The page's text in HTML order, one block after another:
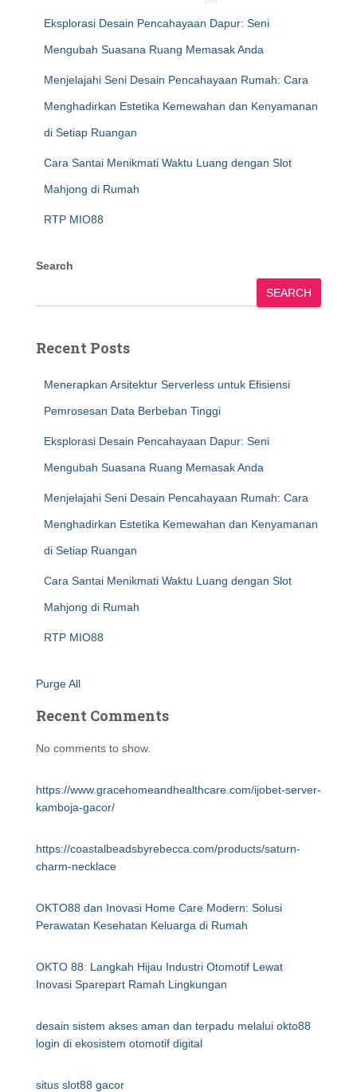
Eksplorasi Desain Pencahayaan Dapur: Seni
Mengubah Suasana Ruang Memasak Anda
Menjelajahi Seni Desain Pencahayaan Rumah: Cara
Menghadirkan Estetika Kemewahan dan Kenyamanan
di Setiap Ruangan
Cara Santai Menikmati Waktu Luang dengan Slot
Mahjong di Rumah
RTP MIO88
Search
SEARCH
Recent Posts
Menerapkan Arsitektur Serverless untuk Efisiensi
Pemrosesan Data Berbeban Tinggi
Eksplorasi Desain Pencahayaan Dapur: Seni
Mengubah Suasana Ruang Memasak Anda
Menjelajahi Seni Desain Pencahayaan Rumah: Cara
Menghadirkan Estetika Kemewahan dan Kenyamanan
di Setiap Ruangan
Cara Santai Menikmati Waktu Luang dengan Slot
Mahjong di Rumah
RTP MIO88
Purge All
Recent Comments
No comments to show.
https://www.gracehomeandhealthcare.com/ijobet-server-
kamboja-gacor/
https://coastalbeadsbyrebecca.com/products/saturn-
charm-necklace
OKTO88 dan Inovasi Home Care Modern: Solusi
Perawatan Kesehatan Keluarga di Rumah
OKTO 88: Langkah Hijau Industri Otomotif Lewat
Inovasi Sparepart Ramah Lingkungan
desain sistem akses aman dan terpadu melalui okto88
login di ekosistem otomotif digital
situs slot88 gacor